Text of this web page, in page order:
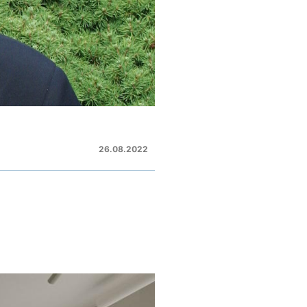
26.08.2022